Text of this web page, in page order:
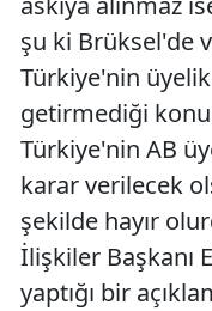
şu ki Brüksel'de
Türkiye'nin
getirmediği
Türkiye'nin AB
karar verilecek
şekilde hayır
İlişkiler Başkanı
yaptığı bir